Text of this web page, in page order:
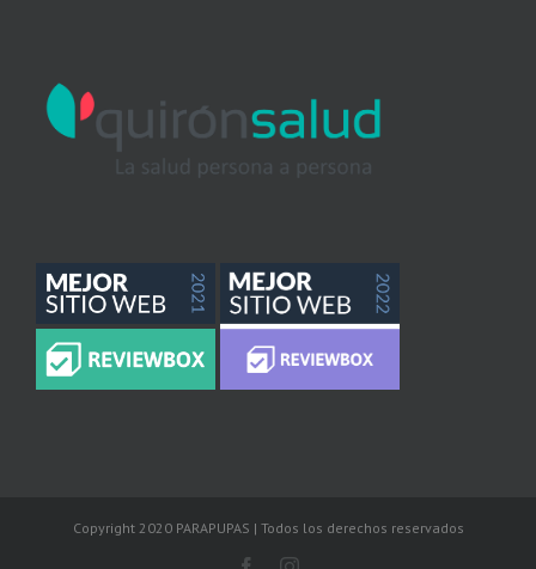
Copyright 2020 PARAPUPAS | Todos los derechos reservados